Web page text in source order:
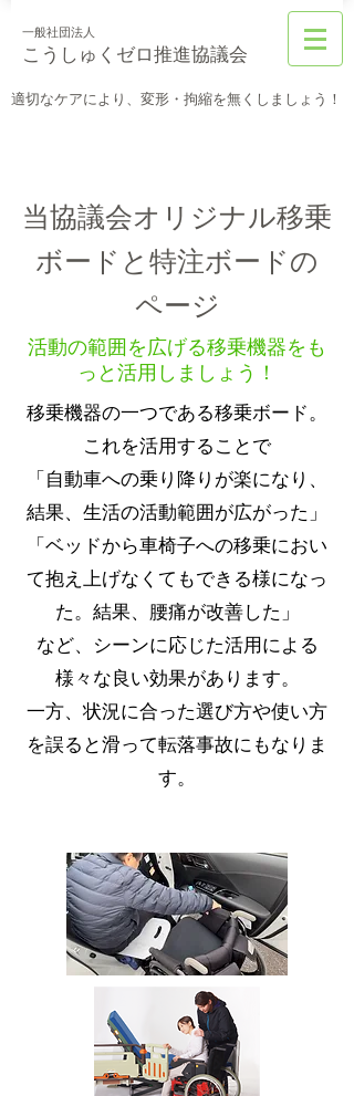
一般社団法人
こうしゅくゼロ推進協議会
適切なケアにより、変形・拘縮を無くしましょう！
当協議会オリジナル移乗
ボードと特注ボードの
ページ
活動の範囲を広げる移乗機器をも
っと活用しましょう！
移乗機器の一つである移乗ボード。
これを活用することで
「自動車への乗り降りが楽になり、
結果、生活の活動範囲が広がった」
「ベッドから車椅子への移乗におい
て抱え上げなくてもできる様になっ
た。結果、腰痛が改善した」
など、シーンに応じた活用による
様々な良い効果があります。
一方、状況に合った選び方や使い方
を誤ると滑って転落事故にもなりま
す。